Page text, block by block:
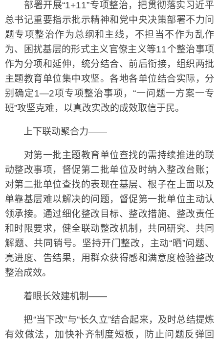
部署开展“1+11”专项整治，把贯彻落实习近平
总书记重要指示批示精神和党中央决策部署不力问
题专项整治作为总纲和主线，不担当不作为乱作
为、困扰基层的形式主义官僚主义等11个整治事项
作为分项和延伸，统分结合、前后衔接，组织两批
主题教育单位集中攻坚。各地各单位结合实际，分
别确定1—2项专项整治事项，“一问题一方案一专
班”攻坚克难，以真改实改的成效取信于民。
上下联动聚合力——
对第一批主题教育单位查找的需持续推进的联
动整改事项，督促第二批单位及时纳入整改台账；
对第二批单位查找的表现在基层、根子在上面以及
单靠基层难以解决的问题，督促第一批单位主动认
领承接。通过细化整改目标、整改措施、整改责任
和时限要求，健全联动整改机制，共同研究、共同
解题、共同销号。坚持开门整改，主动“晒”问题、
亮进度、告结果，用群众获得感和满意度检验整改
整治成效。
着眼长效建机制——
把“当下改”与“长久立”结合起来，及时总结提炼
有效做法，加快补齐制度短板，防止问题反弹回